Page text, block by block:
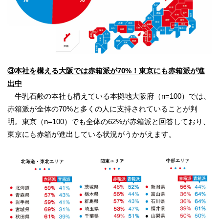
③本社を構える大阪では赤箱派が70%！東京にも赤箱派が進
出中
牛乳石鹸の本社も構えている本拠地大阪府（n=100）では、
赤箱派が全体の70%と多くの人に支持されていることが判
明。東京（n=100）でも全体の62%が赤箱派と回答しており、
東京にも赤箱が進出している状況がうかがえます。